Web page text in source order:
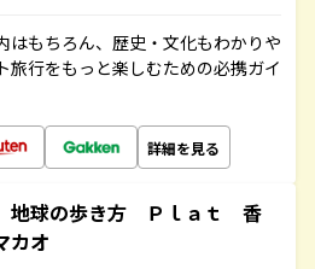
はもちろん、歴史・文化もわかりや
行をもっと楽しむための必携ガイ
詳細を見る
地球の歩き方 Ｐｌａｔ 香
オ